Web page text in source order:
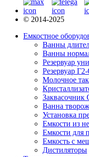
© 2014-2025
Емкостное
Ванны
Ванны
Резервуар
Резервуар
Молочное
Заквасочник
Ванна
Установка
Емкости из
Емкости для
Емкость с
Дистиляторы